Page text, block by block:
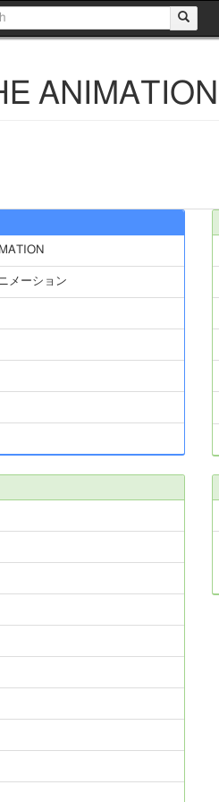
ANIMATION
メーション